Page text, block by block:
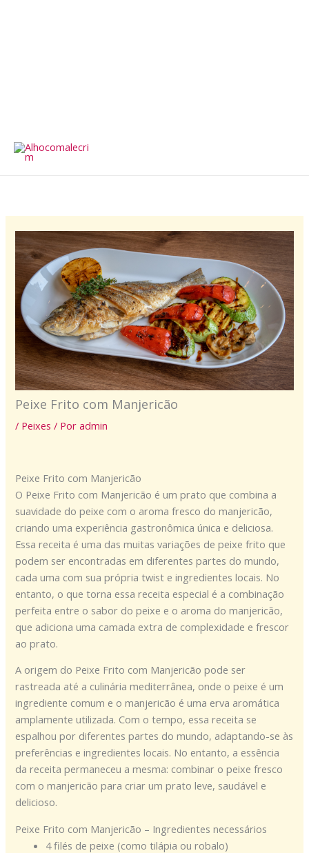
Peixe Frito com Manjericão
/ Peixes / Poradmin
Peixe Frito com Manjericão
O Peixe Frito com Manjericão é um prato que combina a
suavidade do peixe com o aroma fresco do manjericão,
criando uma experiência gastronômica única e deliciosa.
Essa receita é uma das muitas variações de peixe frito que
podem ser encontradas em diferentes partes do mundo,
cada uma com sua própria twist e ingredientes locais. No
entanto, o que torna essa receita especial é a combinação
perfeita entre o sabor do peixe e o aroma do manjericão,
que adiciona uma camada extra de complexidade e frescor
ao prato.
A origem do Peixe Frito com Manjericão pode ser
rastreada até a culinária mediterrânea, onde o peixe é um
ingrediente comum e o manjericão é uma erva aromática
amplamente utilizada. Com o tempo, essa receita se
espalhou por diferentes partes do mundo, adaptando-se às
preferências e ingredientes locais. No entanto, a essência
da receita permaneceu a mesma: combinar o peixe fresco
com o manjericão para criar um prato leve, saudável e
delicioso.
Peixe Frito com Manjericão – Ingredientes necessários
4 filés de peixe (como tilápia ou robalo)